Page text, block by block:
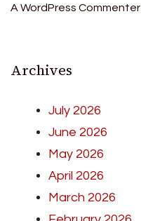
A WordPress Commenter
Archives
July 2026
June 2026
May 2026
April 2026
March 2026